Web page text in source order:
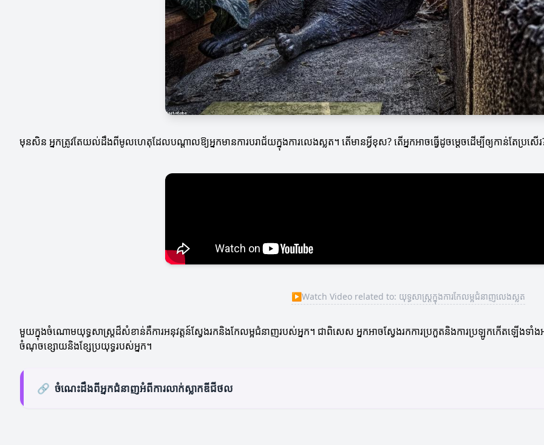
មុនសិន អ្នកត្រូវតែយល់ដឹងពីមូលហេតុដែលបណ្តាលឱ្យអ្នកមានការបរាជ័យក្នុងការលេងស្លត។ តើមានអ្វីខុស? តើអ្នកអាចធ្វើដូចម្តេចដើម្បីឲ្យកាន់តែប្រសើរ
▶Watch Video related to: យុទ្ធសាស្ត្រក្នុងការកែលម្អជំនាញលេងស្លត
មួយក្នុងចំណោមយុទ្ធសាស្ត្រដ៏សំខាន់គឺការអនុវត្តន៍ស្វែងរកនិងកែលម្អជំនាញរបស់អ្នក។ ជាពិសេស អ្នកអាចស្វែងរកការប្រកួតនិងការប្រឡូកកើតឡើងទាំ
ចំណុចខ្សោយនិងខ្សែប្រយុទ្ធរបស់អ្នក។
🔗 ចំណេះដឹងពីអ្នកជំនាញអំពីការលាក់ស្លាកឌីជីថល